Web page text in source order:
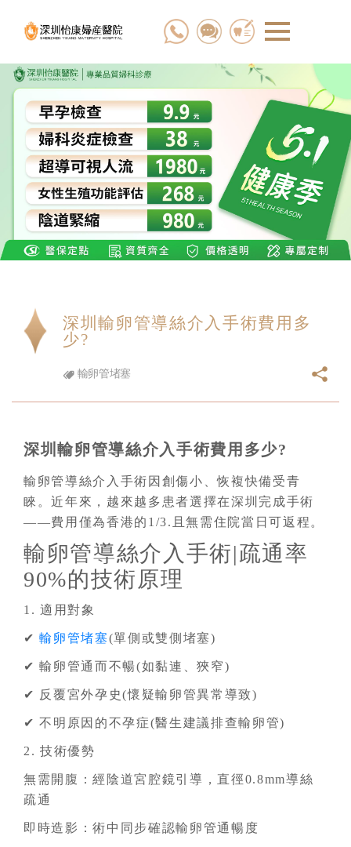
深圳輸卵管導絲介入手術費用多
少?
輸卵管堵塞
深圳輸卵管導絲介入手術費用多少?
輸卵管導絲介入手術因創傷小、恢複快備受青
睞。近年來，越來越多患者選擇在深圳完成手術
——費用僅為香港的1/3.且無需住院當日可返程。
輸卵管導絲介入手術|疏通率
90%的技術原理
1. 適用對象
✔ 輸卵管堵塞(單側或雙側堵塞)
✔ 輸卵管通而不暢(如黏連、狹窄)
✔ 反覆宮外孕史(懷疑輸卵管異常導致)
✔ 不明原因的不孕症(醫生建議排查輸卵管)
2. 技術優勢
無需開腹：經陰道宮腔鏡引導，直徑0.8mm導絲
疏通
即時造影：術中同步確認輸卵管通暢度